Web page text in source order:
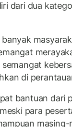
dari dua
di
bantuan dari
para